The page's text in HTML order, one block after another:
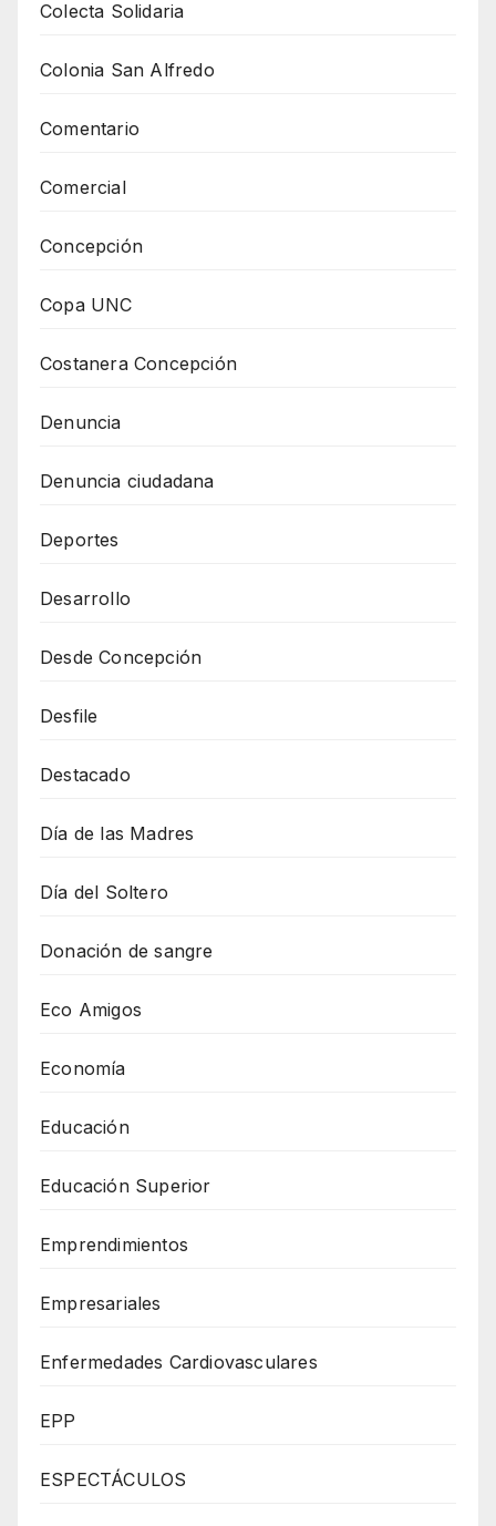
Colecta Solidaria
Colonia San Alfredo
Comentario
Comercial
Concepción
Copa UNC
Costanera Concepción
Denuncia
Denuncia ciudadana
Deportes
Desarrollo
Desde Concepción
Desfile
Destacado
Día de las Madres
Día del Soltero
Donación de sangre
Eco Amigos
Economía
Educación
Educación Superior
Emprendimientos
Empresariales
Enfermedades Cardiovasculares
EPP
ESPECTÁCULOS